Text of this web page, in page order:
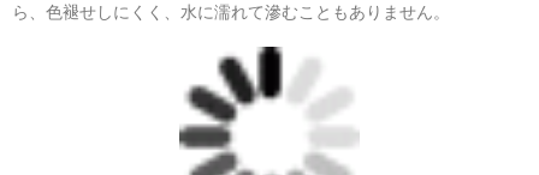
ら、色褪せしにくく、水に濡れて滲むこともありません。